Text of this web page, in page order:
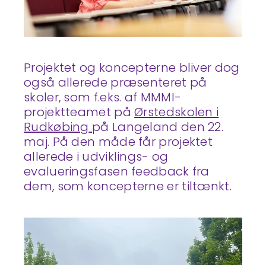
Projektet og koncepterne bliver dog
også allerede præsenteret på
skoler, som f.eks. af MMMI-
projektteamet påØrstedskolen i
Rudkøbing på Langeland den 22.
maj. På den måde får projektet
allerede i udviklings- og
evalueringsfasen feedback fra
dem, som koncepterne er tiltænkt.